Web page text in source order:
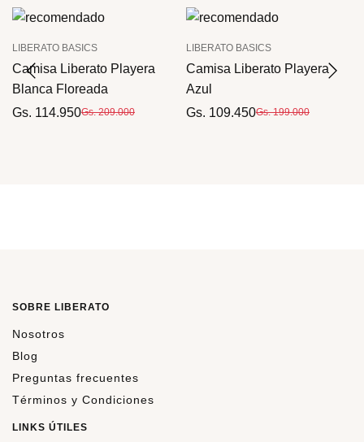
LIBERATO BASICS
Camisa Liberato Playera
Blanca Floreada
Gs. 114.950Gs. 209.000
LIBERATO BASICS
Camisa Liberato Playera
Azul
Gs. 109.450Gs. 199.000
SOBRE LIBERATO
Nosotros
Blog
Preguntas frecuentes
Términos y Condiciones
LINKS ÚTILES